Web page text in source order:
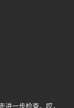
一步检查。哎，